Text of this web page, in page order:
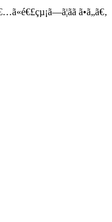
ã•ã„ã€‚